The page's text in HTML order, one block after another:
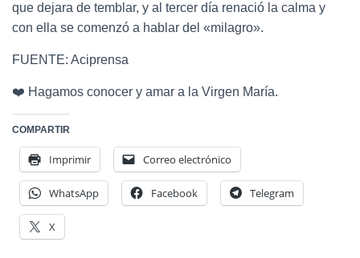
que dejara de temblar, y al tercer día renació la calma y
con ella se comenzó a hablar del «milagro».
FUENTE: Aciprensa
❤️ Hagamos conocer y amar a la Virgen María.
COMPARTIR
Imprimir Correo electrónico
WhatsApp Facebook Telegram
X